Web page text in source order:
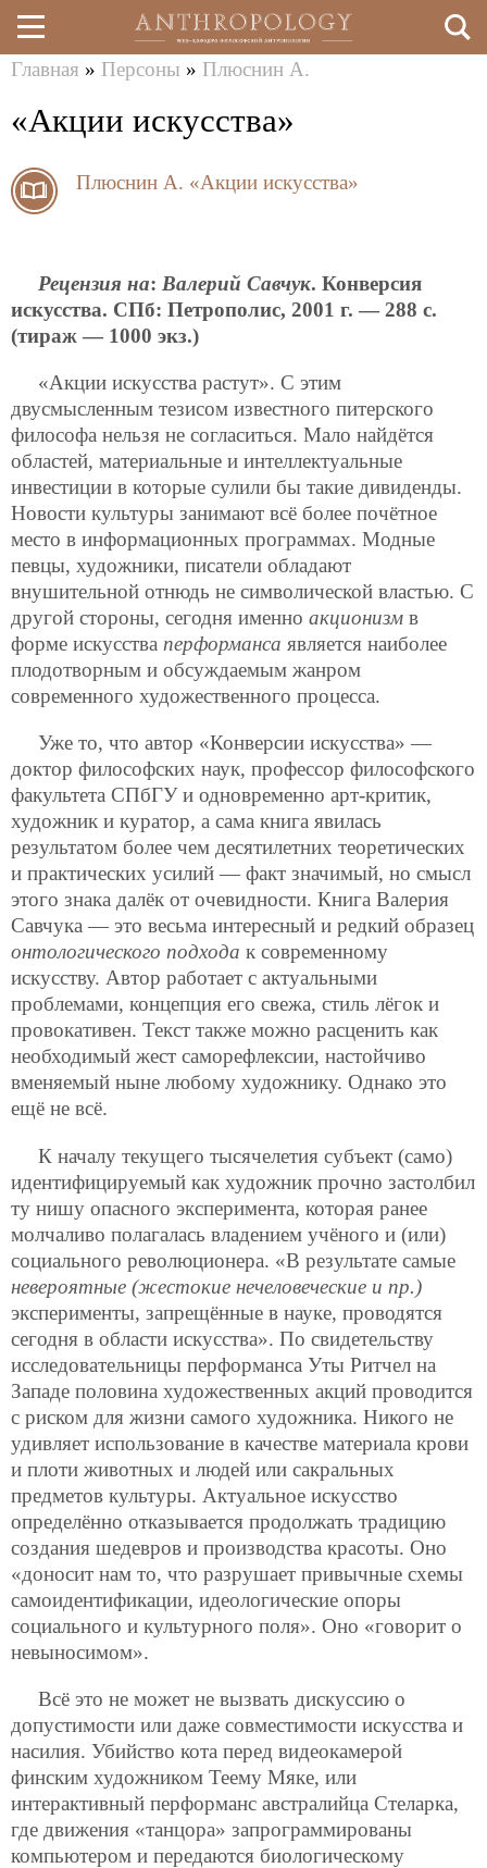
Перейти
к
здесь
Главная » Персоны » Плюснин А.
«Акции искусства»
Плюснин А. «Акции искусства»
Рецензия на: Валерий Савчук. Конверсия
искусства. СПб: Петрополис, 2001 г. — 288 с.
(тираж — 1000 экз.)
«Акции искусства растут». С этим
двусмысленным тезисом известного питерского
философа нельзя не согласиться. Мало найдётся
областей, материальные и интеллектуальные
инвестиции в которые сулили бы такие дивиденды.
Новости культуры занимают всё более почётное
место в информационных программах. Модные
певцы, художники, писатели обладают
внушительной отнюдь не символической властью. С
другой стороны, сегодня именно акционизм в
форме искусства перформанса является наиболее
плодотворным и обсуждаемым жанром
современного художественного процесса.
Уже то, что автор «Конверсии искусства» —
доктор философских наук, профессор философского
факультета СПбГУ и одновременно арт-критик,
художник и куратор, а сама книга явилась
результатом более чем десятилетних теоретических
и практических усилий — факт значимый, но смысл
этого знака далёк от очевидности. Книга Валерия
Савчука — это весьма интересный и редкий образец
онтологического подхода к современному
искусству. Автор работает с актуальными
проблемами, концепция его свежа, стиль лёгок и
провокативен. Текст также можно расценить как
необходимый жест саморефлексии, настойчиво
вменяемый ныне любому художнику. Однако это
ещё не всё.
К началу текущего тысячелетия субъект (само)
идентифицируемый как художник прочно застолбил
ту нишу опасного эксперимента, которая ранее
молчаливо полагалась владением учёного и (или)
социального революционера. «В результате самые
невероятные (жестокие нечеловеческие и пр.)
эксперименты, запрещённые в науке, проводятся
сегодня в области искусства». По свидетельству
исследовательницы перформанса Уты Ритчел на
Западе половина художественных акций проводится
с риском для жизни самого художника. Никого не
удивляет использование в качестве материала крови
и плоти животных и людей или сакральных
предметов культуры. Актуальное искусство
определённо отказывается продолжать традицию
создания шедевров и производства красоты. Оно
«доносит нам то, что разрушает привычные схемы
самоидентификации, идеологические опоры
социального и культурного поля». Оно «говорит о
невыносимом».
Всё это не может не вызвать дискуссию о
допустимости или даже совместимости искусства и
насилия. Убийство кота перед видеокамерой
финским художником Теему Мяке, или
интерактивный перформанс австралийца Стеларка,
где движения «танцора» запрограммированы
компьютером и передаются биологическому